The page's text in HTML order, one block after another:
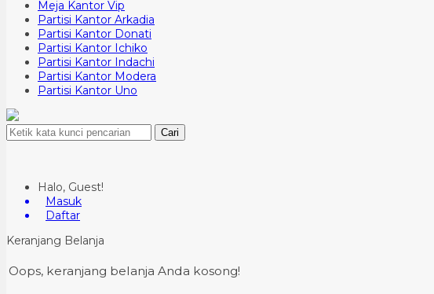
Meja Kantor Vip
Partisi Kantor Arkadia
Partisi Kantor Donati
Partisi Kantor Ichiko
Partisi Kantor Indachi
Partisi Kantor Modera
Partisi Kantor Uno
Cari
Halo, Guest!
Masuk
Daftar
Keranjang Belanja
Oops, keranjang belanja Anda kosong!